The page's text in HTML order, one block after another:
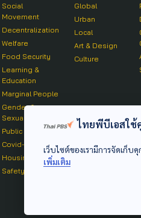
Social
Movement
Decentralization
Welfare
Food Security
Learning &
Education
Marginal People
Gender &
Sexuality
Public Health
Covid-19
Housing
Safety
Global
Urban
Local
Art & Design
Culture
ไทยพีบีเอสใช้
เว็บไซต์ของเรามีการจัดเก็
เพิ่มเติม